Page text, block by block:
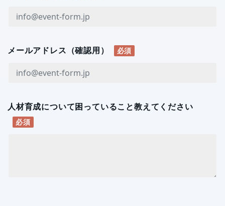
メールアドレス（確認用） 必須
人材育成について困っていること教えてください
必須